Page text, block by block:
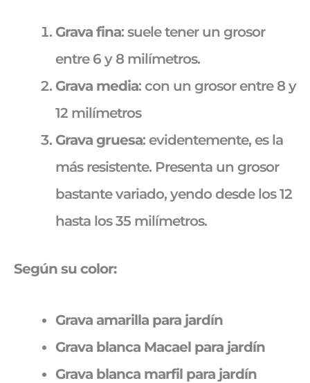
Grava fina: suele tener un grosor
entre 6 y 8 milímetros.
Grava media: con un grosor entre 8 y
12 milímetros
Grava gruesa: evidentemente, es la
más resistente. Presenta un grosor
bastante variado, yendo desde los 12
hasta los 35 milímetros.
Según su color:
Grava amarilla para jardín
Grava blanca Macael para jardín
Grava blanca marfil para jardín